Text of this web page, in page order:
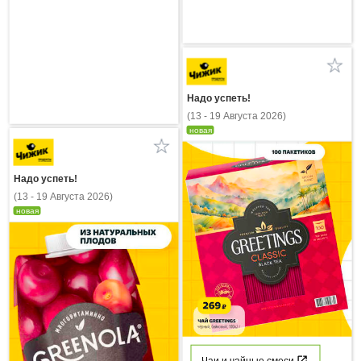
Надо успеть!
(13 - 19 Августа 2026)
новая
Надо успеть!
(13 - 19 Августа 2026)
новая